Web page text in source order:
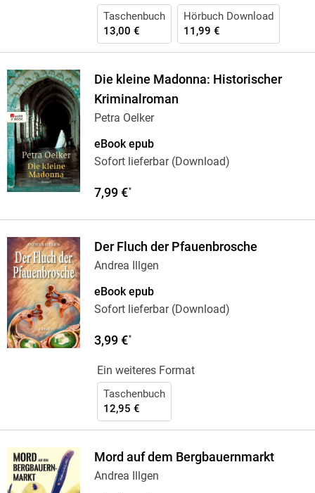
Taschenbuch
13,00 €
Hörbuch Download
11,99 €
Die kleine Madonna: Historischer
Kriminalroman
Petra Oelker
eBook epub
Sofort lieferbar (Download)
7,99 €*
Der Fluch der Pfauenbrosche
Andrea Illgen
eBook epub
Sofort lieferbar (Download)
3,99 €*
Ein weiteres Format
Taschenbuch
12,95 €
Mord auf dem Bergbauernmarkt
Andrea Illgen